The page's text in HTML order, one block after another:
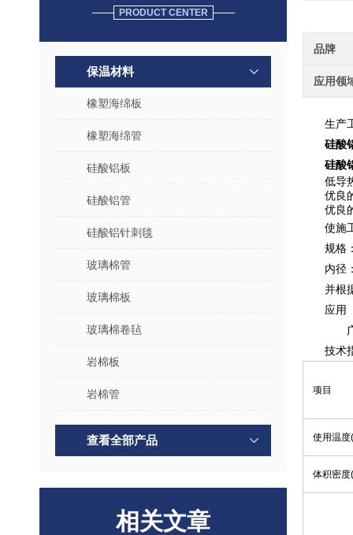
PRODUCT CENTER
保温材料
橡塑海绵板
橡塑海绵管
硅酸铝板
硅酸铝管
硅酸铝针刺毯
玻璃棉管
玻璃棉板
玻璃棉卷毡
岩棉板
岩棉管
查看全部产品
相关文章
品牌
应用领
生产
硅酸
硅酸
低导
优良
优良
使施
规格
内径
并根
应用
广
技术
项目
使用温
体积密